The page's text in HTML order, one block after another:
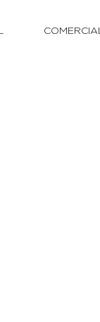
COMERCIAL